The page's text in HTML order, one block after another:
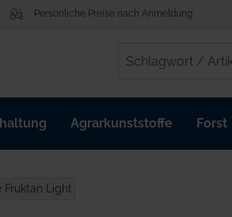
Persönliche Preise nach Anmeldung
Agrarkunststoffe Forst
Fruktan Light